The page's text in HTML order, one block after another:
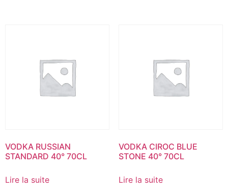
VODKA RUSSIAN
STANDARD 40° 70CL
Lire la suite
VODKA CIROC BLUE
STONE 40° 70CL
Lire la suite